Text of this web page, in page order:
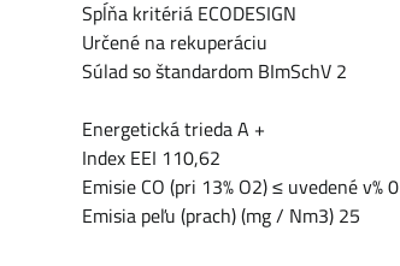
Spĺňa kritériá ECODESIGN
Určené na rekuperáciu
Súlad so štandardom BImSchV 2
Energetická trieda A +
Index EEI 110,62
Emisie CO (pri 13% O2) ≤ uvedené v% 0
Emisia peľu (prach) (mg / Nm3) 25